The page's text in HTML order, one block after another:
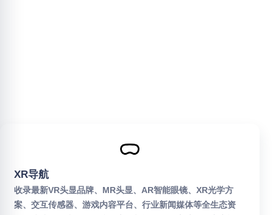
XR导航
收录最新VR头显品牌、MR头显、AR智能眼镜、XR光学方
案、交互传感器、游戏内容平台、行业新闻媒体等全生态资